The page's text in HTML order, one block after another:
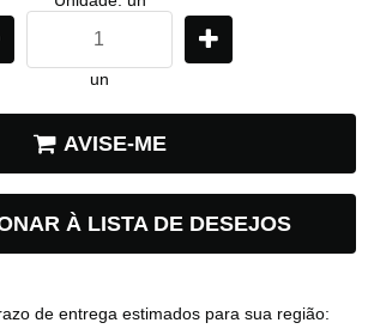
un
AVISE-ME
À LISTA DE DESEJOS
de entrega estimados para sua região: